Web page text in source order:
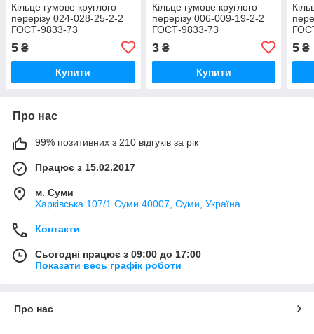
Кільце гумове круглого
перерізу 024-028-25-2-2
ГОСТ-9833-73
5 ₴
Купити
Кільце гумове круглого
перерізу 006-009-19-2-2
ГОСТ-9833-73
3₴
Купити
5 ₴
Про нас
99% позитивних з 210 відгуків за рік
Працює з 15.02.2017
м. Суми
Харківська 107/1 Суми 40007, Суми, Україна
Контакти
Сьогодні працює з 09:00 до 17:00
Показати весь графік роботи
Про нас